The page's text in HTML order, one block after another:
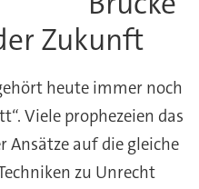
Zukunft
heute immer noch
Viele prophezeien das
auf die gleiche
zu Unrecht